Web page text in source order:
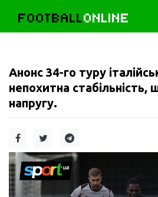
FOOTBALLONLINE
Анонс 34-го туру
непохитна стабільність,
напругу.